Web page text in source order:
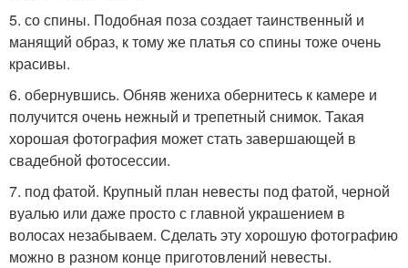
5. со спины. Подобная поза создает таинственный и
манящий образ, к тому же платья со спины тоже очень
красивы.
6. обернувшись. Обняв жениха обернитесь к камере и
получится очень нежный и трепетный снимок. Такая
хорошая фотография может стать завершающей в
свадебной фотосессии.
7. под фатой. Крупный план невесты под фатой, черной
вуалью или даже просто с главной украшением в
волосах незабываем. Сделать эту хорошую фотографию
можно в разном конце приготовлений невесты.